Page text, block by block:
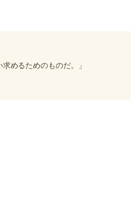
めるためのものだ。」